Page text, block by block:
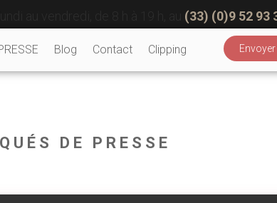
(33) (0)9 52 93
Blog Contact Clipping
DE PRESSE